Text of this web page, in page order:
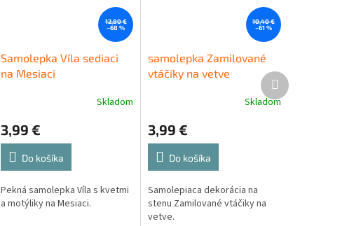
12,80 €
–68 %
Samolepka Víla sediaci
na Mesiaci
Skladom
3,99 €
Do košíka
Pekná samolepka Víla s kvetmi
a motýliky na Mesiaci.
10,40 €
–61 %
samolepka Zamilované
vtáčiky na vetve
Skladom
3,99 €
Do košíka
Samolepiaca dekorácia na
stenu Zamilované vtáčiky na
vetve.
Ďalší
produkt